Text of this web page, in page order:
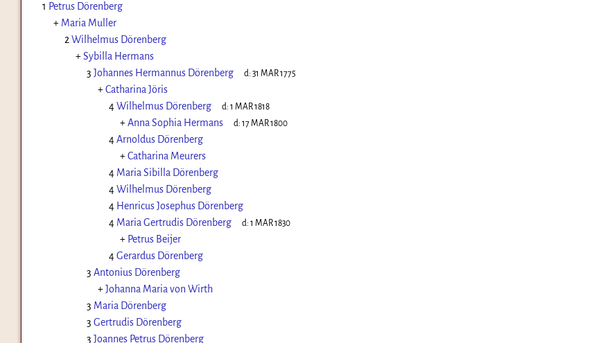
1 Petrus Dörenberg
+ Maria Muller
2 Wilhelmus Dörenberg
+Sybilla Hermans
3 Johannes Hermannus Dörenberg d: 31 MAR 1775
+Catharina Jöris
4Wilhelmus Dörenberg d: 1 MAR 1818
+Anna Sophia Hermans d: 17 MAR 1800
4Arnoldus Dörenberg
+Catharina Meurers
4 Maria Sibilla Dörenberg
4Wilhelmus Dörenberg
4 Henricus Josephus Dörenberg
4 Maria Gertrudis Dörenberg d: 1 MAR 1830
+ Petrus Beijer
4Gerardus Dörenberg
3 Antonius Dörenberg
+Johanna Maria von Wirth
3 Maria Dörenberg
3 Gertrudis Dörenberg
3 Joannes Petrus Dörenberg